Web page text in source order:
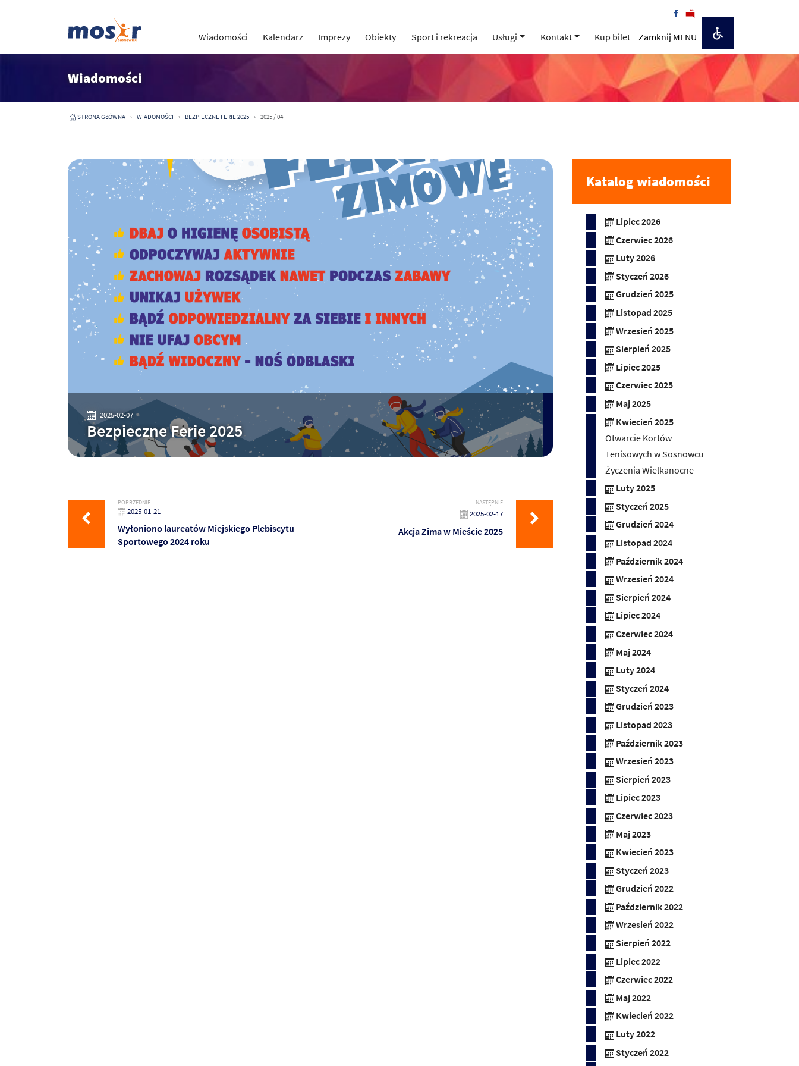
Wiadomości Kalendarz Imprezy Obiekty Sport i rekreacja Usługi Kontakt Kup bilet Zamknij MENU
Wiadomości
STRONA GŁÓWNA WIADOMOŚCI BEZPIECZNE FERIE 2025 2025 / 04
2025-02-07
Bezpieczne Ferie 2025
POPRZEDNIE
2025-01-21
Wyłoniono laureatów Miejskiego Plebiscytu
Sportowego 2024 roku
NASTĘPNIE
2025-02-17
Akcja Zima w Mieście 2025
Katalog wiadomości
Lipiec 2026
Czerwiec 2026
Luty 2026
Styczeń 2026
Grudzień 2025
Listopad 2025
Wrzesień 2025
Sierpień 2025
Lipiec 2025
Czerwiec 2025
Maj 2025
Kwiecień 2025
Otwarcie Kortów
Tenisowych w Sosnowcu
Życzenia Wielkanocne
Luty 2025
Styczeń 2025
Grudzień 2024
Listopad 2024
Październik 2024
Wrzesień 2024
Sierpień 2024
Lipiec 2024
Czerwiec 2024
Maj 2024
Luty 2024
Styczeń 2024
Grudzień 2023
Listopad 2023
Październik 2023
Wrzesień 2023
Sierpień 2023
Lipiec 2023
Czerwiec 2023
Maj 2023
Kwiecień 2023
Styczeń 2023
Grudzień 2022
Październik 2022
Wrzesień 2022
Sierpień 2022
Lipiec 2022
Czerwiec 2022
Maj 2022
Kwiecień 2022
Luty 2022
Styczeń 2022